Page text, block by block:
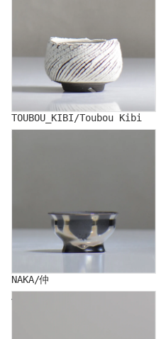
TOUBOU_KIBI/Toubou Kibi
NAKA/仲
AKIHIKO NAKANO